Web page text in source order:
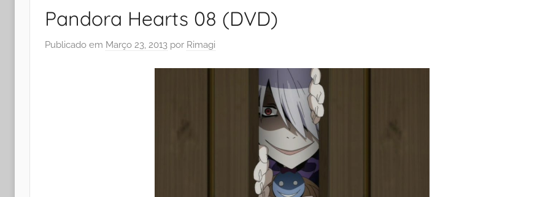
Pandora Hearts 08 (DVD)
Publicado em Março 23, 2013 por Rimagi